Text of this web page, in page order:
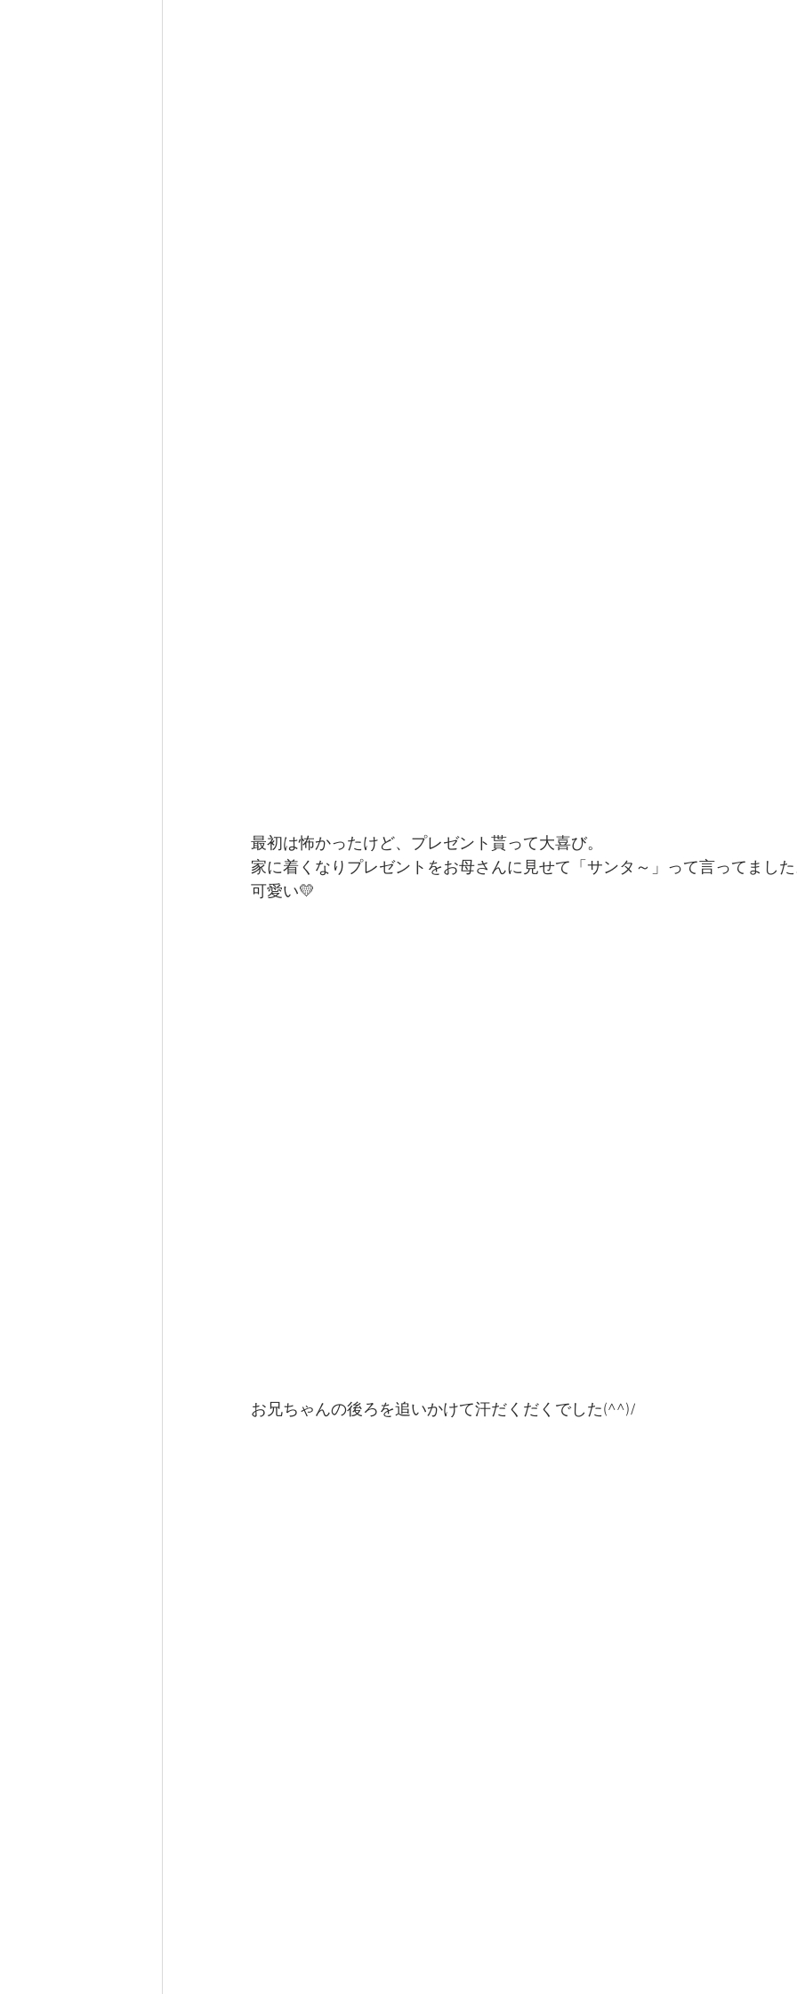
最初は怖かったけど、プレゼント貰って大喜び。
家に着くなりプレゼントをお母さんに見せて「サンタ～」って言ってまし
可愛い💛
お兄ちゃんの後ろを追いかけて汗だくだくでした(^^)/